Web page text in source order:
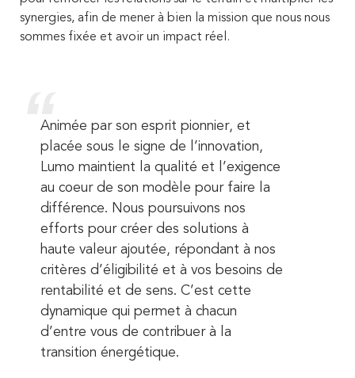
synergies, afin de mener à bien la mission que nous nous
sommes fixée et avoir un impact réel.
Animée par son esprit pionnier, et
placée sous le signe de l’innovation,
Lumo maintient la qualité et l’exigence
au coeur de son modèle pour faire la
différence. Nous poursuivons nos
efforts pour créer des solutions à
haute valeur ajoutée, répondant à nos
critères d’éligibilité et à vos besoins de
rentabilité et de sens. C’est cette
dynamique qui permet à chacun
d’entre vous de contribuer à la
transition énergétique.